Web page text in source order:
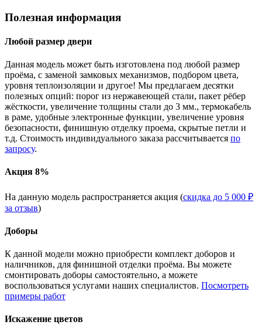
Полезная информация
Любой размер двери
Данная модель может быть изготовлена под любой размер
проёма, с заменой замковых механизмов, подбором цвета,
уровня теплоизоляции и другое! Мы предлагаем десятки
полезных опций: порог из нержавеющей стали, пакет рёбер
жёсткости, увеличение толщины стали до 3 мм., термокабель
в раме, удобные электронные функции, увеличение уровня
безопасности, финишную отделку проема, скрытые петли и
т.д. Стоимость индивидуального заказа рассчитывается по
запросу.
Акция 8%
На данную модель распространяется акция (скидка до 5 000 ₽
за отзыв)
Доборы
К данной модели можно приобрести комплект доборов и
наличников, для финишной отделки проёма. Вы можете
смонтировать доборы самостоятельно, а можете
воспользоваться услугами наших специалистов. Посмотреть
примеры работ
Искажение цветов